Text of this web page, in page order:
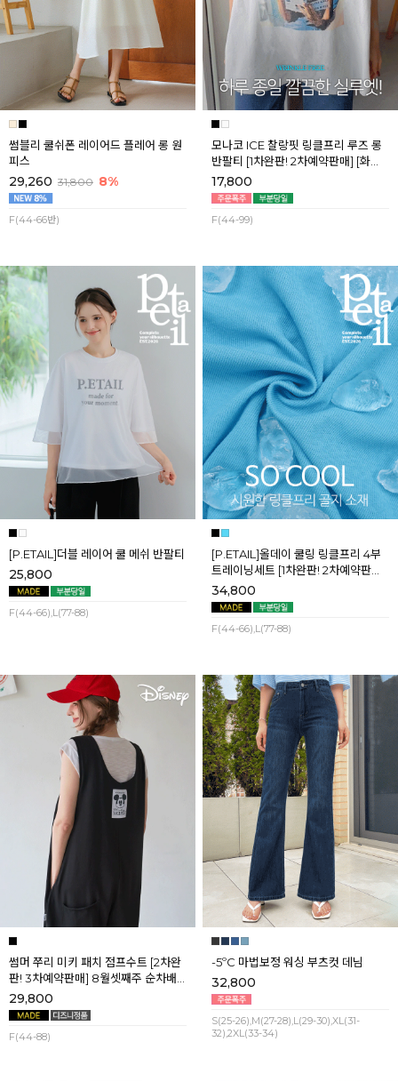
썸블리 쿨쉬폰 레이어드 플레어 롱 원
피스
29,260 31,800 8%
F(44-66반)
모나코 ICE 찰랑핏 링클프리 루즈 롱
반팔티 [1차완판! 2차예약판매] [화이
트] 8월첫째주 순차배송
17,800
F(44-99)
[P.ETAIL]더블 레이어 쿨 메쉬 반팔티
25,800
F(44-66),L(77-88)
[P.ETAIL]올데이 쿨링 링클프리 4부
트레이닝세트 [1차완판! 2차예약판매]
[블랙L] 8월셋째주 순차배송
34,800
F(44-66),L(77-88)
썸머 쭈리 미키 패치 점프수트 [2차완
판! 3차예약판매] 8월셋째주 순차배
송
29,800
F(44-88)
-5ºC 마법보정 워싱 부츠컷 데님
32,800
S(25-26),M(27-28),L(29-30),XL(31-
32),2XL(33-34)